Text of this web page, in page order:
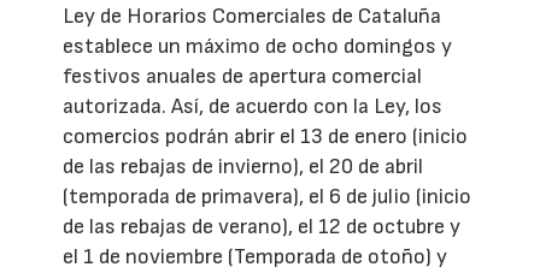
Ley de Horarios Comerciales de Cataluña
establece un máximo de ocho domingos y
festivos anuales de apertura comercial
autorizada. Así, de acuerdo con la Ley, los
comercios podrán abrir el 13 de enero (inicio
de las rebajas de invierno), el 20 de abril
(temporada de primavera), el 6 de julio (inicio
de las rebajas de verano), el 12 de octubre y
el 1 de noviembre (Temporada de otoño) y